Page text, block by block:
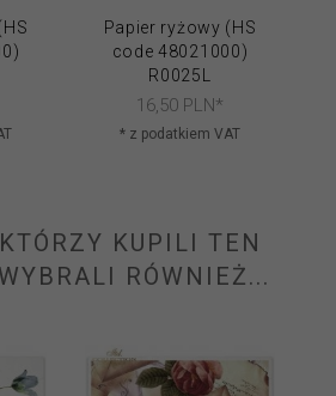
Papier ryżowy (HS
code 48021000)
R0025L
16,50 PLN*
* z podatkiem VAT
KUPILI TEN
RÓWNIEŻ...